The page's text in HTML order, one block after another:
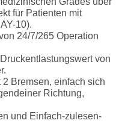
für Patienten mit
10).
24/7/265 Operation
von
Bremsen, einfach sich
Richtung,
und Einfach-zulesen-